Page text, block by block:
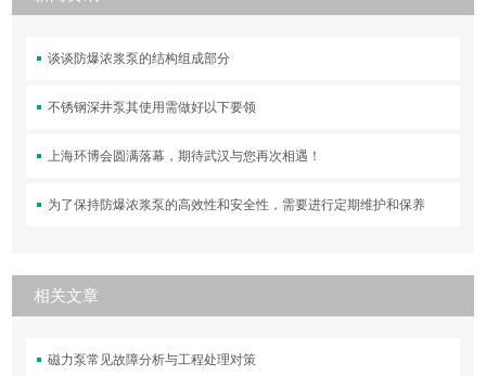
谈谈防爆浓浆泵的结构组成部分
不锈钢深井泵其使用需做好以下要领
上海环博会圆满落幕，期待武汉与您再次相遇！
为了保持防爆浓浆泵的高效性和安全性，需要进行定期维护和保养
相关文章
磁力泵常见故障分析与工程处理对策